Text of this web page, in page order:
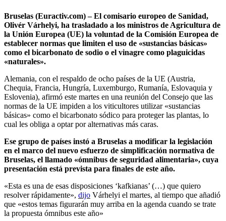
Bruselas (Euractiv.com) – El comisario europeo de Sanidad,
Olivér Várhelyi, ha trasladado a los ministros de Agricultura de
la Unión Europea (UE) la voluntad de la Comisión Europea de
establecer normas que limiten el uso de «sustancias básicas»
como el bicarbonato de sodio o el vinagre como plaguicidas
«naturales».
Alemania, con el respaldo de ocho países de la UE (Austria,
Chequia, Francia, Hungría, Luxemburgo, Rumanía, Eslovaquia y
Eslovenia), afirmó este martes en una reunión del Consejo que las
normas de la UE impiden a los viticultores utilizar «sustancias
básicas» como el bicarbonato sódico para proteger las plantas, lo
cual les obliga a optar por alternativas más caras.
Ese grupo de países instó a Bruselas a modificar la legislación
en el marco del nuevo esfuerzo de simplificación normativa de
Bruselas, el llamado «ómnibus de seguridad alimentaria», cuya
presentación está prevista para finales de este año.
«Esta es una de esas disposiciones ‘kafkianas’ (…) que quiero
resolver rápidamente», dijo Várhelyi el martes, al tiempo que añadió
que «estos temas figurarán muy arriba en la agenda cuando se trate
la propuesta ómnibus este año»